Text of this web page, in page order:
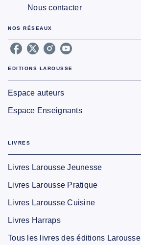
Nous contacter
NOS RÉSEAUX
EDITIONS LAROUSSE
Espace auteurs
Espace Enseignants
LIVRES
Livres Larousse Jeunesse
Livres Larousse Pratique
Livres Larousse Cuisine
Livres Harraps
Tous les livres des éditions Larousse